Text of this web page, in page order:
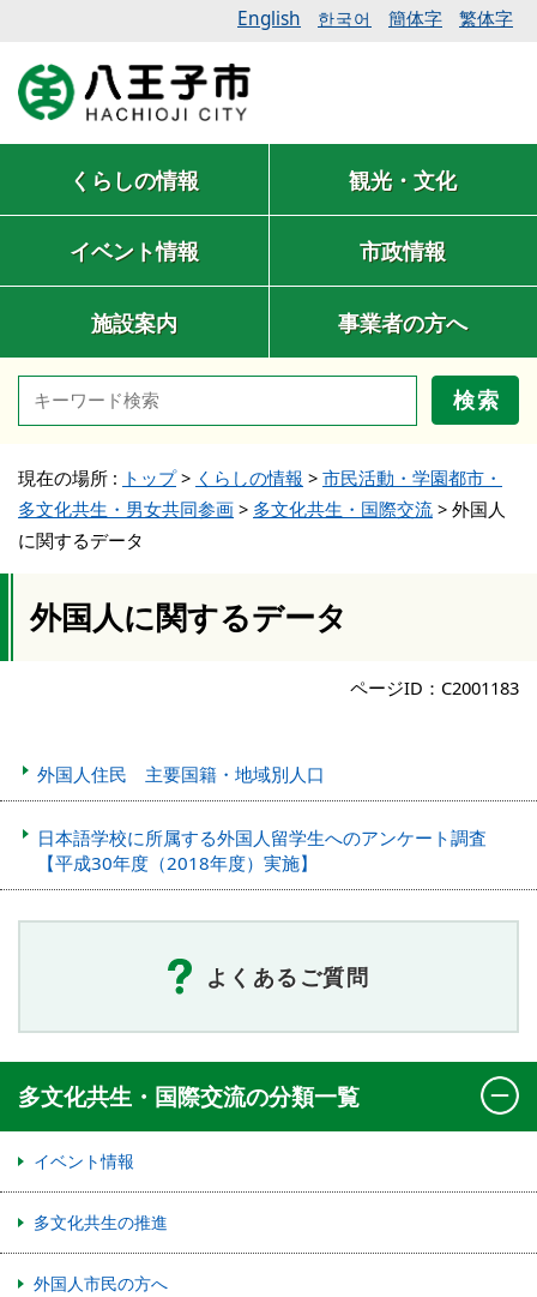
English 한국어 簡体字 繁体字
くらしの情報 観光・文化
イベント情報 市政情報
施設案内 事業者の方へ
検索
現在の場所 : トップ> くらしの情報 > 市民活動・学園都市・
多文化共生・男女共同参画 > 多文化共生・国際交流 > 外国人
に関するデータ
外国人に関するデータ
ページID：C2001183
外国人住民 主要国籍・地域別人口
日本語学校に所属する外国人留学生へのアンケート調査
【平成30年度（2018年度）実施】
よくあるご質問
多文化共生・国際交流の分類一覧
イベント情報
多文化共生の推進
外国人市民の方へ